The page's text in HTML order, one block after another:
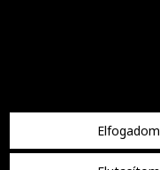
Elfogadom